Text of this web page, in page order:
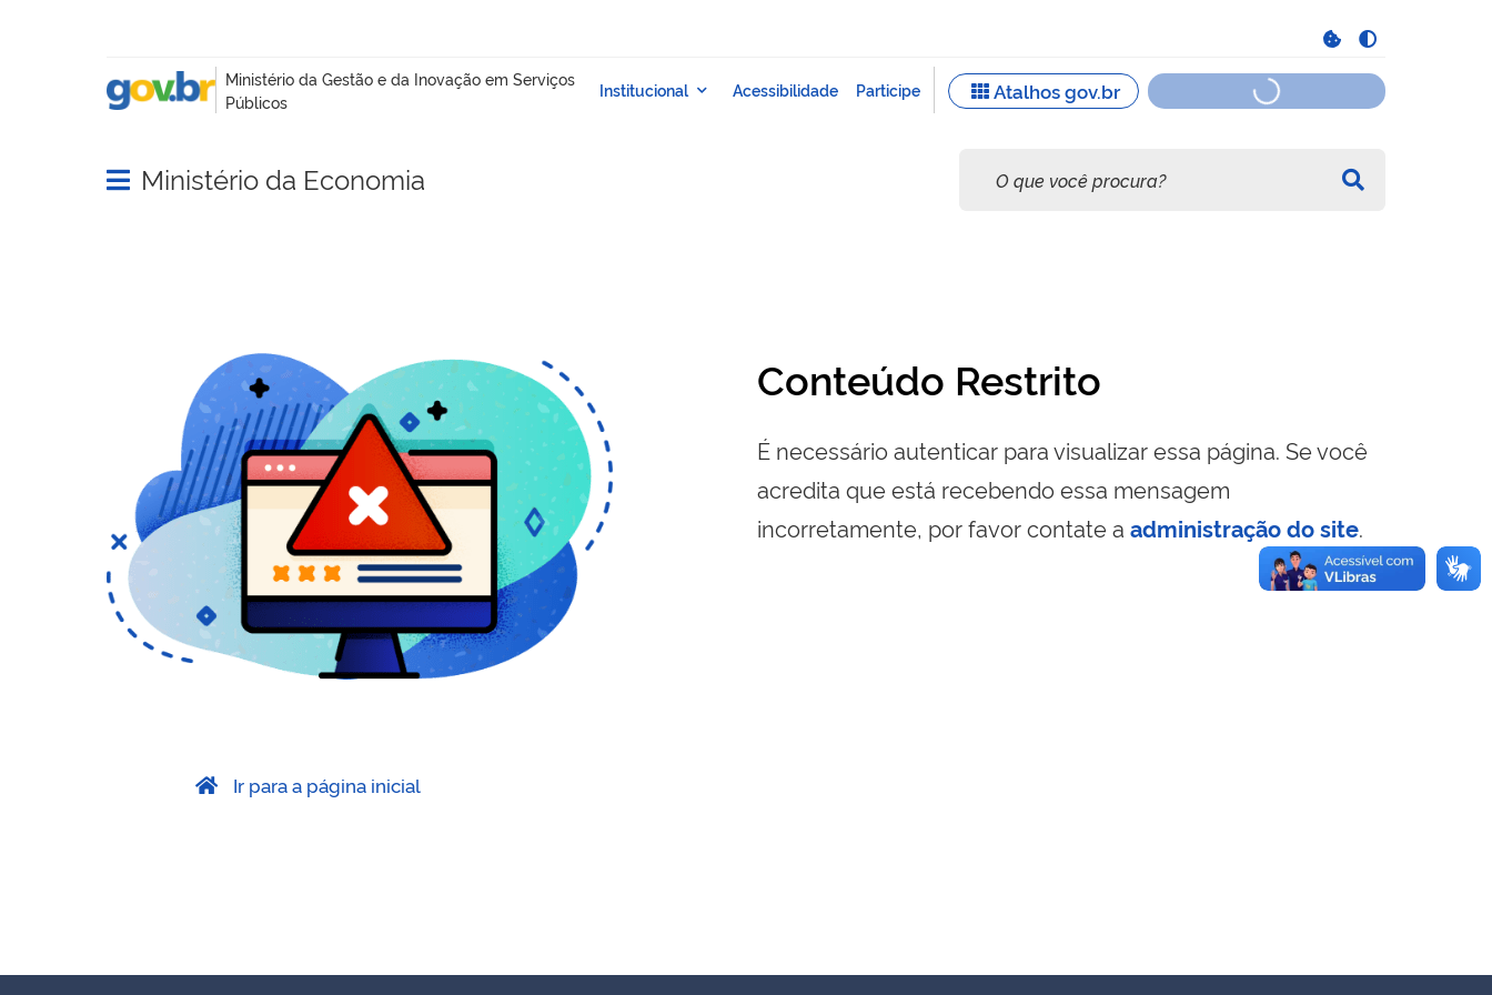
Abrir menu principal de navegação
Ministério da Economia
Conteúdo Restrito
É necessário autenticar para visualizar essa página. Se você
acredita que está recebendo essa mensagem
incorretamente, por favor contate a administração do site.
Ir para a página inicial